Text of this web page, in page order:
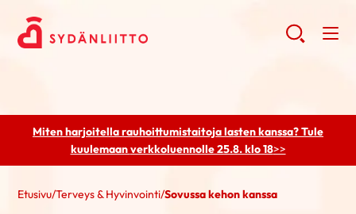
Miten harjoitella rauhoittumistaitoja lasten kanssa? Tule
kuulemaanverkkoluennolle 25.8. klo 18>>
Etusivu/Terveys & Hyvinvointi/Sovussa kehon kanssa